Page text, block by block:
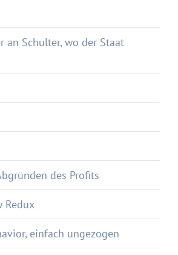
an Schulter, wo der Staat
des Profits
Redux
einfach ungezogen